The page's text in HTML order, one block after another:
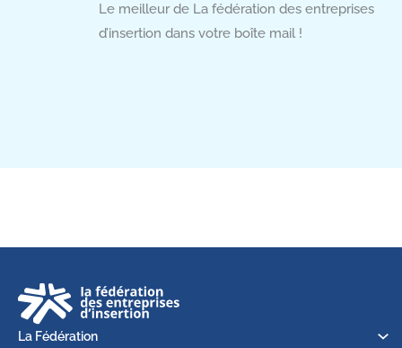
Le meilleur de La fédération des entreprises
d’insertion dans votre boîte mail !
La Fédération